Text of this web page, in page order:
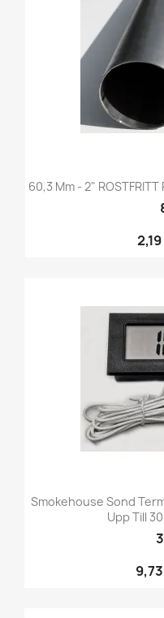
60,3 Mm - 2" ROSTFRITT
Smokehouse Sond
Upp Till